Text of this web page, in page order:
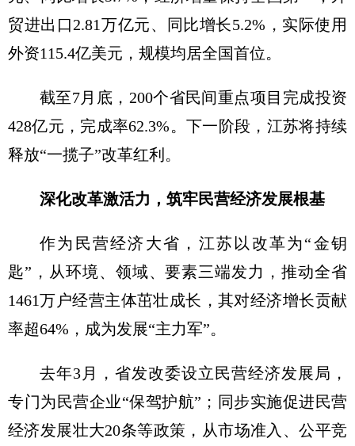
贸进出口2.81万亿元、同比增长5.2%，实际使用
外资115.4亿美元，规模均居全国首位。
截至7月底，200个省民间重点项目完成投资
428亿元，完成率62.3%。下一阶段，江苏将持续
释放“一揽子”改革红利。
深化改革激活力，筑牢民营经济发展根基
作为民营经济大省，江苏以改革为“金钥
匙”，从环境、领域、要素三端发力，推动全省
1461万户经营主体茁壮成长，其对经济增长贡献
率超64%，成为发展“主力军”。
去年3月，省发改委设立民营经济发展局，
专门为民营企业“保驾护航”；同步实施促进民营
经济发展壮大20条等政策，从市场准入、公平竞